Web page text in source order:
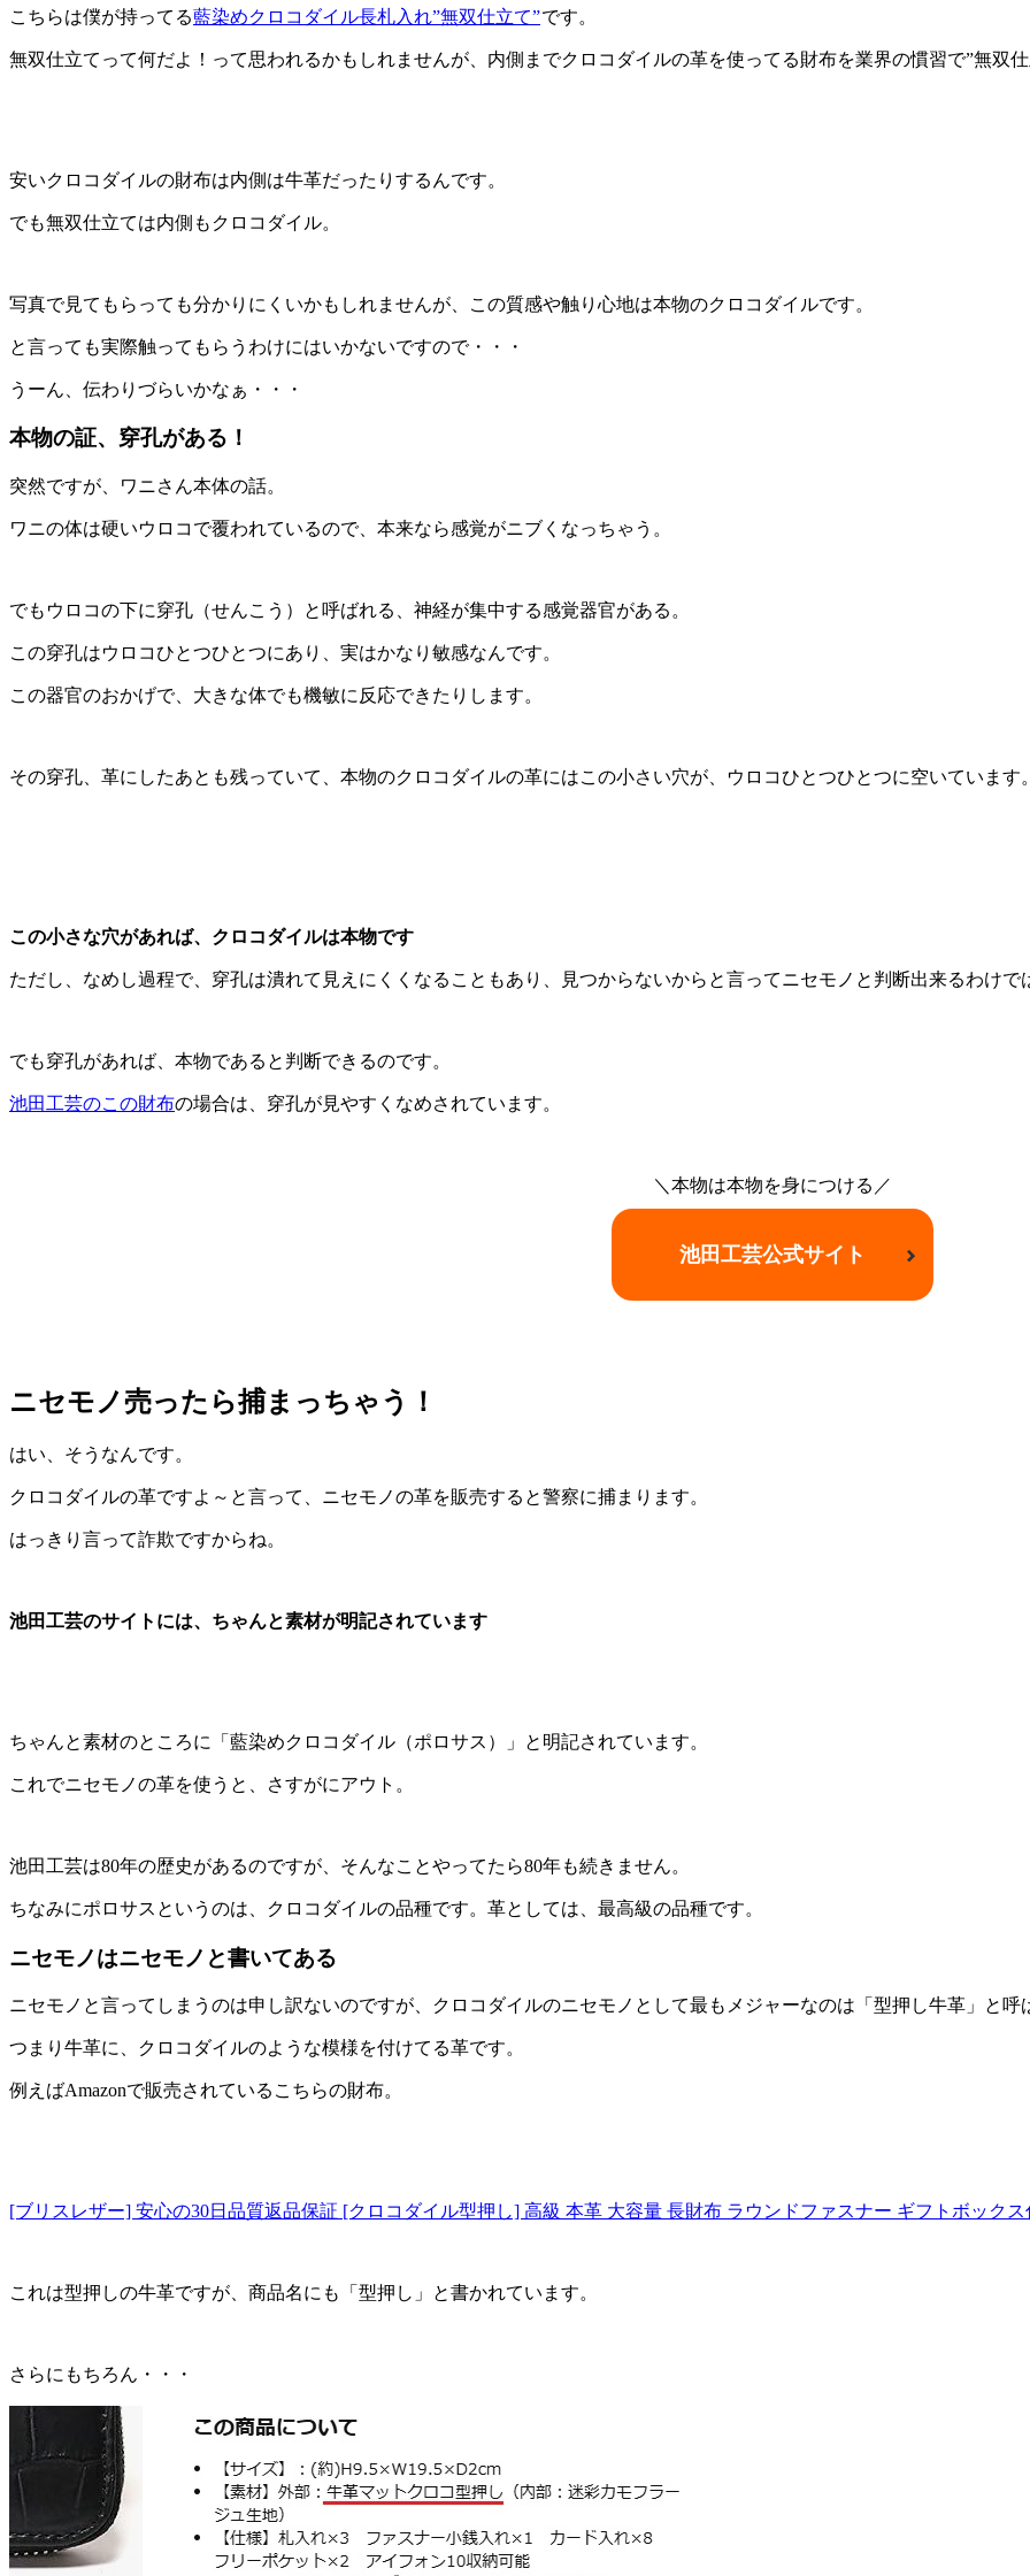
こちらは僕が持ってる藍染めクロコダイル長札入れ”無双仕立て”です。
無双仕立てって何だよ！って思われるかもしれませんが、内側までクロコダイルの革を使ってる財布を業界の慣習で”無双仕
安いクロコダイルの財布は内側は牛革だったりするんです。
でも無双仕立ては内側もクロコダイル。
写真で見てもらっても分かりにくいかもしれませんが、この質感や触り心地は本物のクロコダイルです。
と言っても実際触ってもらうわけにはいかないですので・・・
うーん、伝わりづらいかなぁ・・・
本物の証、穿孔がある！
突然ですが、ワニさん本体の話。
ワニの体は硬いウロコで覆われているので、本来なら感覚がニブくなっちゃう。
でもウロコの下に穿孔（せんこう）と呼ばれる、神経が集中する感覚器官がある。
この穿孔はウロコひとつひとつにあり、実はかなり敏感なんです。
この器官のおかげで、大きな体でも機敏に反応できたりします。
その穿孔、革にしたあとも残っていて、本物のクロコダイルの革にはこの小さい穴が、ウロコひとつひとつに空いています。
この小さな穴があれば、クロコダイルは本物です
ただし、なめし過程で、穿孔は潰れて見えにくくなることもあり、見つからないからと言ってニセモノと判断出来るわけで
でも穿孔があれば、本物であると判断できるのです。
池田工芸のこの財布の場合は、穿孔が見やすくなめされています。
＼本物は本物を身につける／
池田工芸公式サイト
ニセモノ売ったら捕まっちゃう！
はい、そうなんです。
クロコダイルの革ですよ～と言って、ニセモノの革を販売すると警察に捕まります。
はっきり言って詐欺ですからね。
池田工芸のサイトには、ちゃんと素材が明記されています
ちゃんと素材のところに「藍染めクロコダイル（ポロサス）」と明記されています。
これでニセモノの革を使うと、さすがにアウト。
池田工芸は80年の歴史があるのですが、そんなことやってたら80年も続きません。
ちなみにポロサスというのは、クロコダイルの品種です。革としては、最高級の品種です。
ニセモノはニセモノと書いてある
ニセモノと言ってしまうのは申し訳ないのですが、クロコダイルのニセモノとして最もメジャーなのは「型押し牛革」と呼
つまり牛革に、クロコダイルのような模様を付けてる革です。
例えばAmazonで販売されているこちらの財布。
[ブリスレザー] 安心の30日品質返品保証 [クロコダイル型押し] 高級 本革 大容量 長財布 ラウンドファスナー ギフトボック
これは型押しの牛革ですが、商品名にも「型押し」と書かれています。
さらにもちろん・・・